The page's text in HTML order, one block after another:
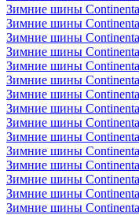
Зимние шины
Зимние шины
Зимние шины
Зимние шины
Зимние шины
Зимние шины
Зимние шины
Зимние шины
Зимние шины
Зимние шины
Зимние шины
Зимние шины
Зимние шины
Зимние шины
Зимние шины